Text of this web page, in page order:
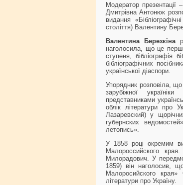
Модератор презентації
Дмитрівна Антонюк
видання
століття) Валентину
Валентина Березкіна
наголосила, що це
ступеня, бібліографія
бібліографічних
української діаспори.
Упорядник розповіла, що
зарубіжної
представниками
облік літератури про
Лазаревский) у
губернских
летопись».
У 1858 році окремим
Малороссийского
Милорадович. У
1859) він наголосив,
Малоросийского
літератури про Україну.